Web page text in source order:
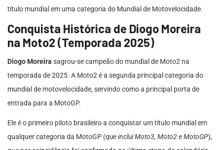
título mundial em uma categoria do Mundial de Motovelocidade.
Conquista Histórica de Diogo Moreira
na Moto2 (Temporada 2025)
Diogo Moreira sagrou-se campeão do mundial de Moto2 na
temporada de 2025. A Moto2 é a segunda principal categoria do
mundial de motovelocidade, servindo como a principal porta de
entrada para a MotoGP.
Ele é o primeiro piloto brasileiro a conquistar um título mundial em
qualquer categoria da MotoGP (que inclui Moto3, Moto2 e MotoGP),